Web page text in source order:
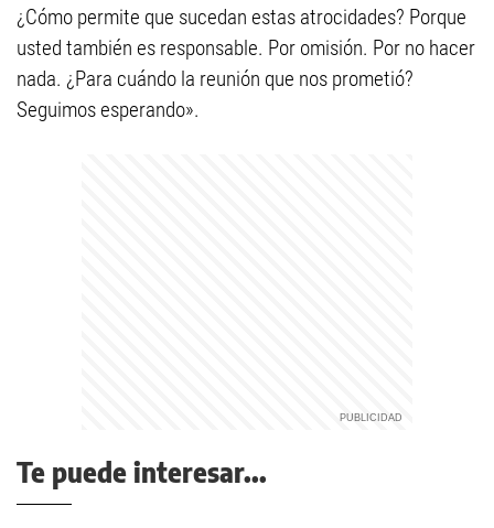
¿Cómo permite que sucedan estas atrocidades? Porque
usted también es responsable. Por omisión. Por no hacer
nada. ¿Para cuándo la reunión que nos prometió?
Seguimos esperando».
Te puede interesar...